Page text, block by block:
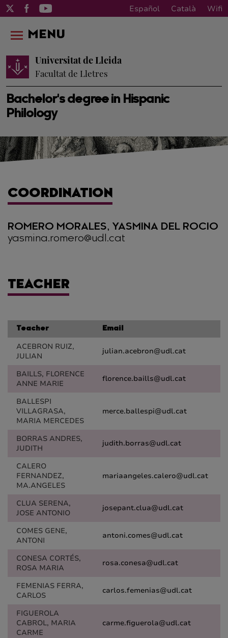
Español Català Wifi
Bachelor's degree in Hispanic
Philology
Universitat de Lleida
Facultat de Lletres
MENU
COORDINATION
ROMERO MORALES, YASMINA DEL ROCIO
yasmina.romero@udl.cat
TEACHER
Teacher Email
ACEBRON RUIZ,
JULIAN
julian.acebron@udl.cat
BAILLS, FLORENCE
ANNE MARIE
florence.baills@udl.cat
BALLESPI
VILLAGRASA,
MARIA MERCEDES
merce.ballespi@udl.cat
BORRAS ANDRES,
JUDITH
judith.borras@udl.cat
CALERO
FERNANDEZ,
MA.ANGELES
mariaangeles.calero@udl.cat
CLUA SERENA,
JOSE ANTONIO
josepant.clua@udl.cat
COMES GENE,
ANTONI
antoni.comes@udl.cat
CONESA CORTÉS,
ROSA MARIA
rosa.conesa@udl.cat
FEMENIAS FERRA,
CARLOS
carlos.femenias@udl.cat
FIGUEROLA
CABROL, MARIA
CARME
carme.figuerola@udl.cat